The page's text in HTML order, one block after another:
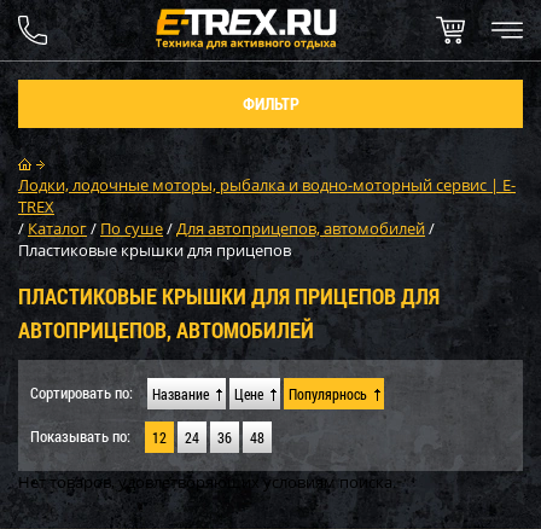
ФИЛЬТР
Лодки, лодочные моторы, рыбалка и водно-моторный сервис | E-
TREX
/Каталог/ По суше/Для автоприцепов, автомобилей/
Пластиковые крышки для прицепов
ПЛАСТИКОВЫЕ КРЫШКИ ДЛЯ ПРИЦЕПОВ ДЛЯ
АВТОПРИЦЕПОВ, АВТОМОБИЛЕЙ
Сортировать по: Название Цене Популярнось
Показывать по: 12 24 36 48
Нет товаров, удовлетворяющих условиям поиска.